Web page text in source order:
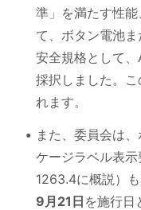
準」を満たす性
て、ボタン電池
安全規格として
採択しました。こ
れます。
また、委員会は
ケージラベル表
1263.4に概説）
9月21日 を施行日